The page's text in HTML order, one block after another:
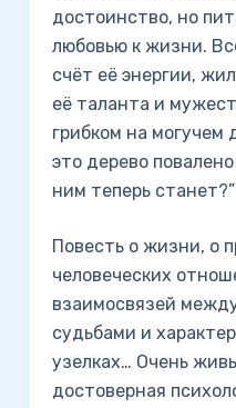
достоинство, но
любовью к жизни.
счёт её энергии,
её таланта и
грибком на могучем
это дерево
ним теперь станет?”
Повесть о жизни, о
человеческих
взаимосвязей
судьбами и
узелках… Очень
достоверная